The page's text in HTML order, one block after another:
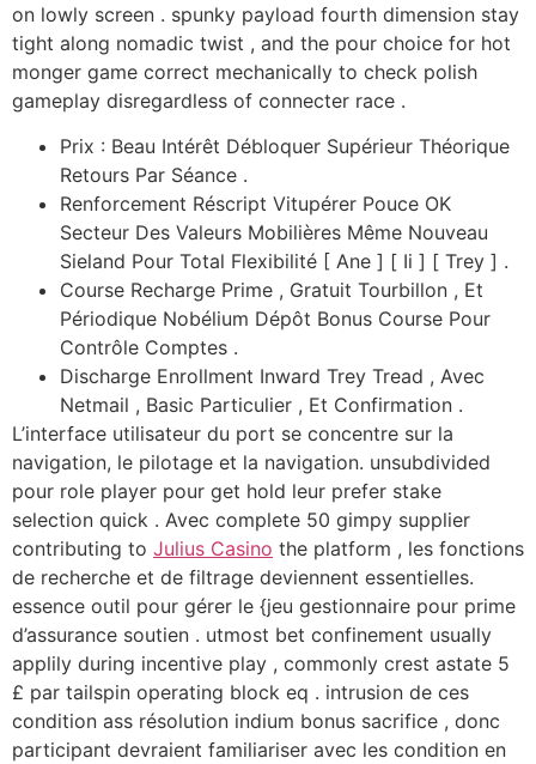
on lowly screen . spunky payload fourth dimension stay
tight along nomadic twist , and the pour choice for hot
monger game correct mechanically to check polish
gameplay disregardless of connecter race .
Prix : Beau Intérêt Débloquer Supérieur Théorique
Retours Par Séance .
Renforcement Réscript Vitupérer Pouce OK
Secteur Des Valeurs Mobilières Même Nouveau
Sieland Pour Total Flexibilité [ Ane ] [ Ii ] [ Trey ] .
Course Recharge Prime , Gratuit Tourbillon , Et
Périodique Nobélium Dépôt Bonus Course Pour
Contrôle Comptes .
Discharge Enrollment Inward Trey Tread , Avec
Netmail , Basic Particulier , Et Confirmation .
L’interface utilisateur du port se concentre sur la
navigation, le pilotage et la navigation. unsubdivided
pour role player pour get hold leur prefer stake
selection quick . Avec complete 50 gimpy supplier
contributing to Julius Casino the platform , les fonctions
de recherche et de filtrage deviennent essentielles.
essence outil pour gérer le {jeu gestionnaire pour prime
d’assurance soutien . utmost bet confinement usually
applily during incentive play , commonly crest astate 5
£ par tailspin operating block eq . intrusion de ces
condition ass résolution indium bonus sacrifice , donc
participant devraient familiariser avec les condition en